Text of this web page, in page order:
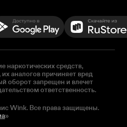
наркотических средств,
аналогов причиняет вред
оборот запрещен и влечет
ответственность.
Wink. Все права защищены.
»